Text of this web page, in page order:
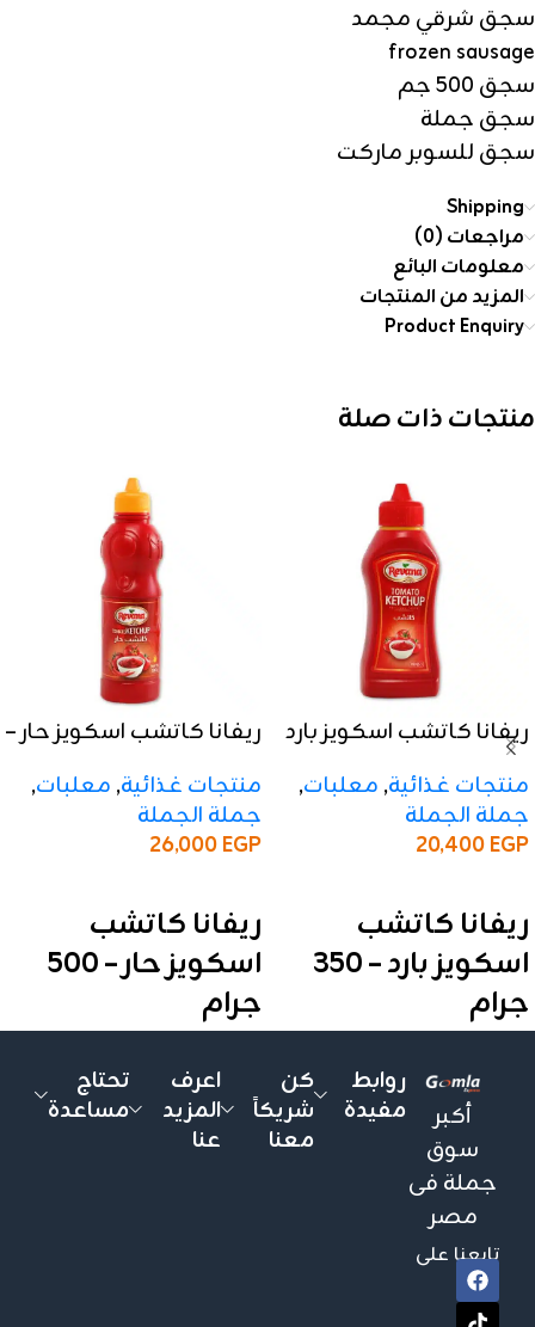
سجق شرقي مجمد
frozen sausage
سجق 500 جم
سجق جملة
سجق للسوبر ماركت
Shipping
مراجعات (0)
معلومات البائع
المزيد من المنتجات
Product Enquiry
منتجات ذات صلة
ريفانا كاتشب اسكويز بارد
– 350 جرام
منتجات غذائية, معلبات,
جملة الجملة
20,400EGP
ريفانا كاتشب
اسكويز بارد – 350
جرام
350 جرام
بارد
التعبئة:الكرتونة تحتوي على
الخامة:عبوة اسكويز عملية
وسهلة الاستخدام
التقفيل:
العرض
ريفانا كاتشب اسكويز حار –
منتجات غذائية, معلبات,
جملة الجملة
26,000EGP
ريفانا كاتشب
اسكويز حار – 500
جرام
الوزن:
الأنواع:حار
أكبر
سوق
جملة فى
مصر
تابعنا على
روابط
مفيدة
كن
شريكاً
معنا
اعرف
المزيد
عنا
تحتاج
مساعدة